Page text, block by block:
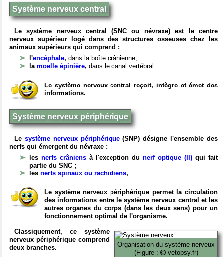
Système nerveux central
Le système nerveux central (SNC ou névraxe) est le centre
nerveux supérieur logé dans des structures osseuses chez les
animaux supérieurs qui comprend :
l'encéphale, dans la boîte crânienne,
la moelle épinière, dans le canal vertébral.
Le système nerveux central reçoit, intègre et émet des
informations.
Système nerveux périphérique
Le système nerveux périphérique(SNP) désigne l'ensemble des
nerfs qui émergent du névraxe :
les nerfs crâniens à l'exception du nerf optique (II) qui fait
partie du SNC ;
les nerfs spinaux ou rachidiens,
Le système nerveux périphérique permet la circulation
des informations entre le système nerveux central et les
autres organes du corps (dans les deux sens) pour un
fonctionnement optimal de l'organisme.
Organisation du système nerveux
(Figure :
vetopsy.fr)
Classiquement, ce système
nerveux périphérique comprend
deux branches.